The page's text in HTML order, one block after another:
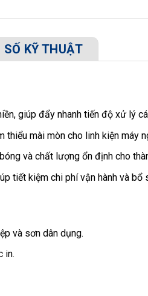
SỐ KỸ THUẬT
giúp đẩy nhanh tiến độ xử lý
thiểu mài mòn cho linh kiện máy
và chất lượng ổn định cho
tiết kiệm chi phí vận hành và bổ
và sơn dân dụng.
in.